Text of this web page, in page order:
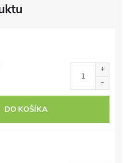
DO KOŠÍKA